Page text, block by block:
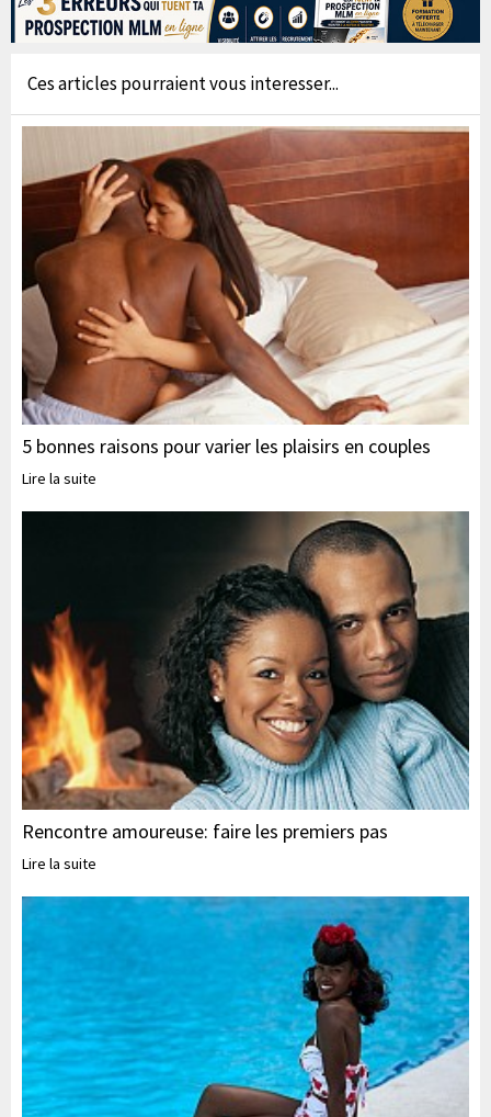
Ces articles pourraient vous interesser...
5 bonnes raisons pour varier les plaisirs en couples
Lire la suite
Rencontre amoureuse: faire les premiers pas
Lire la suite